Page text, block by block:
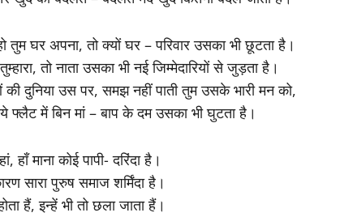
तुम घर अपना, तो क्यों घर – परिवार उसका भी छूटता है।
तो नाता उसका भी नई जिम्मेदारियों से जुड़ता है।
की दुनिया उस पर, समझ नहीं पाती तुम उसके भारी मन को,
में बिन मां – बाप के दम उसका भी घुटता है।
हाँ माना कोई पापी- दरिंदा है।
सारा पुरुष समाज शर्मिंदा है।
हैं, इन्हें भी तो छला जाता हैं।